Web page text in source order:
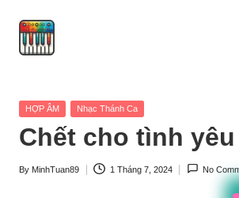
Skip
Posted
HỢP ÂM Nhạc Thánh Ca
Chết cho tình yêu
Posted
By MinhTuan89 1 Tháng 7, 2024 No